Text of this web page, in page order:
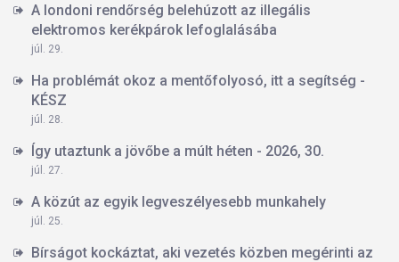
A londoni rendőrség belehúzott az illegális
elektromos kerékpárok lefoglalásába
júl. 29.
Ha problémát okoz a mentőfolyosó, itt a segítség -
KÉSZ
júl. 28.
Így utaztunk a jövőbe a múlt héten - 2026, 30.
júl. 27.
A közút az egyik legveszélyesebb munkahely
júl. 25.
Bírságot kockáztat, aki vezetés közben megérinti az